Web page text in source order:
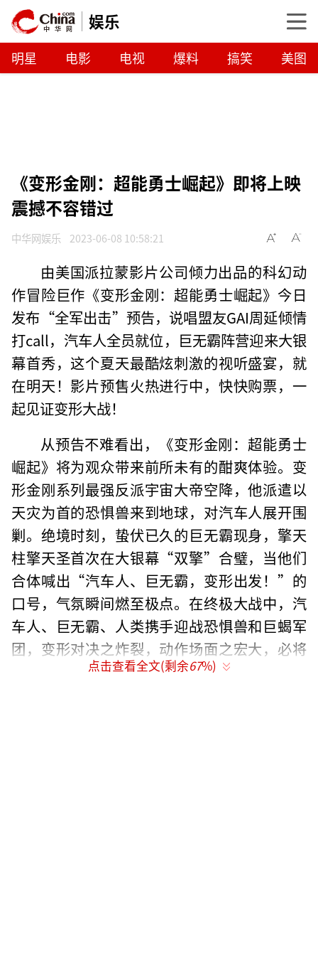
娱乐
明星 电影 电视 爆料 搞笑 美图
《变形金刚：超能勇士崛起》即将上映
震撼不容错过
中华网娱乐 2023-06-08 10:58:21
由美国派拉蒙影片公司倾力出品的科幻动
作冒险巨作《变形金刚：超能勇士崛起》今日
发布“全军出击”预告，说唱盟友GAI周延倾情
打call，汽车人全员就位，巨无霸阵营迎来大银
幕首秀，这个夏天最酷炫刺激的视听盛宴，就
在明天！影片预售火热进行中，快快购票，一
起见证变形大战！
从预告不难看出，《变形金刚：超能勇士
崛起》将为观众带来前所未有的酣爽体验。变
形金刚系列最强反派宇宙大帝空降，他派遣以
天灾为首的恐惧兽来到地球，对汽车人展开围
剿。绝境时刻，蛰伏已久的巨无霸现身，擎天
柱擎天圣首次在大银幕“双擎”合璧，当他们
合体喊出“汽车人、巨无霸，变形出发！”的
口号，气氛瞬间燃至极点。在终极大战中，汽
车人、巨无霸、人类携手迎战恐惧兽和巨蝎军
团，变形对决之炸裂，动作场面之宏大，必将
引爆大银幕！点击查看全文(剩余67%)